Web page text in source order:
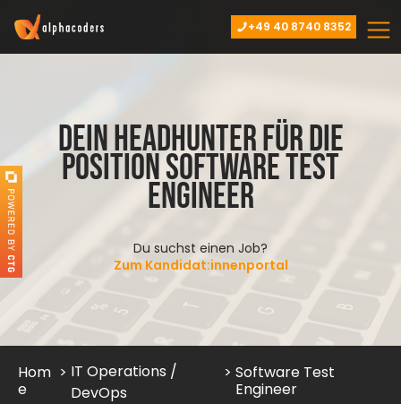
+49 40 8740 8352
Dein Headhunter für die
Position Software Test
Engineer
Du suchst einen Job?
Zum Kandidat:innenportal
Hom
e
> IT Operations /
DevOps
> Software Test
Engineer